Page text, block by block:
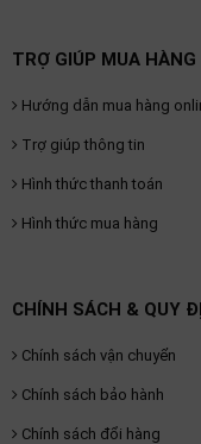
TRỢ GIÚP MUA HÀNG
Hướng dẫn mua hàng
Trợ giúp thông tin
Hình thức thanh toán
Hình thức mua hàng
CHÍNH SÁCH & QUY
Chính sách vận chuyển
Chính sách bảo hành
Chính sách đổi hàng